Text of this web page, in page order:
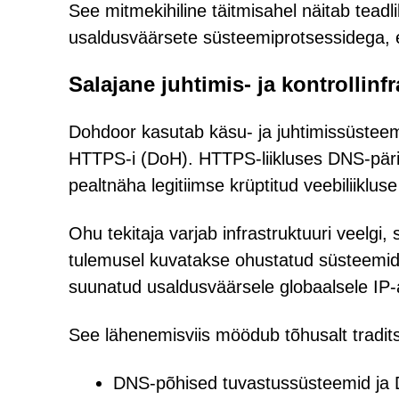
See mitmekihiline täitmisahel näitab
usaldusväärsete süsteemiprotsessidega,
Salajane juhtimis- ja
Dohdoor kasutab käsu- ja
HTTPS-i (DoH). HTTPS-liikluses DNS-
pealtnäha legitiimse krüptitud
Ohu tekitaja varjab infrastruktuuri veelgi,
tulemusel kuvatakse ohustatud
suunatud usaldusväärsele globaalsele
See lähenemisviis möödub tõhusalt
DNS-põhised tuvastussüsteemid ja